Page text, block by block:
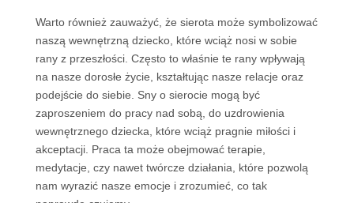
Warto również zauważyć, że sierota może symbolizować
naszą wewnętrzną dziecko, które wciąż nosi w sobie
rany z przeszłości. Często to właśnie te rany wpływają
na nasze dorosłe życie, kształtując nasze relacje oraz
podejście do siebie. Sny o sierocie mogą być
zaproszeniem do pracy nad sobą, do uzdrowienia
wewnętrznego dziecka, które wciąż pragnie miłości i
akceptacji. Praca ta może obejmować terapie,
medytacje, czy nawet twórcze działania, które pozwolą
nam wyrazić nasze emocje i zrozumieć, co tak